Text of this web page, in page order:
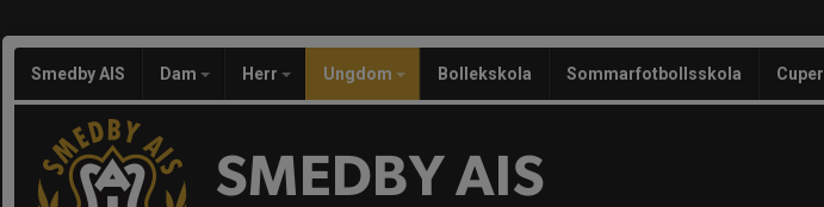
Smedby AIS Dam Herr Ungdom Bollekskola Sommarfotbollsskola Cuper
SMEDBY AIS